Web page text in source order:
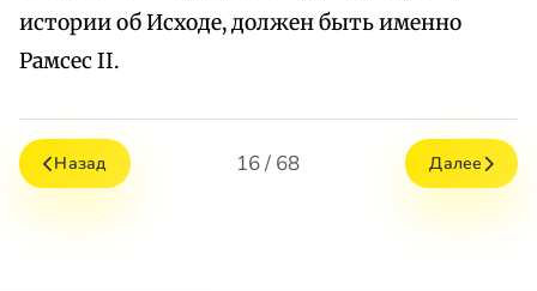
истории об Исходе, должен быть именно
Рамсес II.
Назад 16 / 68 Далее